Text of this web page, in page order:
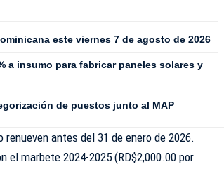
este viernes 7 de agosto de 2026
a insumo para fabricar paneles solares y
de puestos junto al MAP
antes del 31 de enero de 2026.
el marbete 2024-2025 (RD$2,000.00 por